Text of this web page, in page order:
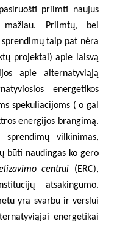
priimti naujus
Priimtų, bei
taip pat nėra
projektai) apie laisvą
apie alternatyviąją
energetikos
spekuliacijoms ( o gal
energijos brangimą.
sprendimų vilkinimas,
būti naudingas ko gero
centrui (ERC),
atsakingumo.
yra svarbu ir verslui
energetikai